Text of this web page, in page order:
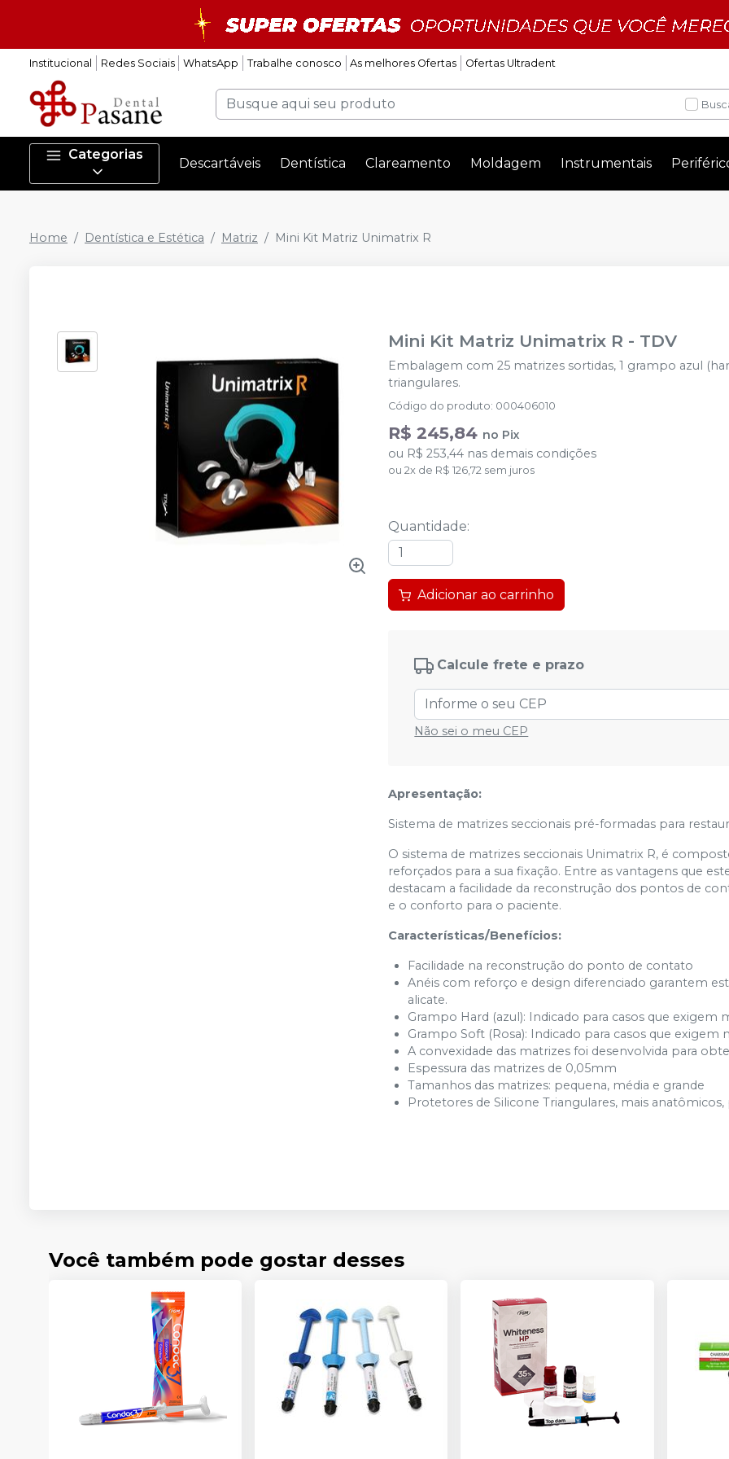
Institucional Redes Sociais WhatsApp Trabalhe conosco As melhores Ofertas Ofertas Ultradent
Categorias
Descartáveis Dentística Clareamento Moldagem Instrumentais
Home Dentística e Estética Matriz Mini Kit Matriz Unimatrix R
Mini Kit Matriz Unimatrix R - TDV
Embalagem com 25 matrizes sortidas, 1 grampo azul
triangulares.
Código do produto: 000406010
R$ 245,84 no Pix
ou R$ 253,44 nas demais condições
ou 2x de R$ 126,72 sem juros
Quantidade:
Adicionar ao carrinho
Calcule frete e prazo
Não sei o meu CEP
Apresentação:
Sistema de matrizes seccionais pré-formadas para
O sistema de matrizes seccionais Unimatrix R, é
reforçados para a sua fixação. Entre as vantagens que
destacam a facilidade da reconstrução dos pontos de
e o conforto para o paciente.
Características/Benefícios:
Facilidade na reconstrução do ponto de contato
Anéis com reforço e design diferenciado garantem
alicate.
Grampo Hard (azul): Indicado para casos que exigem
Grampo Soft (Rosa): Indicado para casos que
A convexidade das matrizes foi desenvolvida para
Espessura das matrizes de 0,05mm
Tamanhos das matrizes: pequena, média e grande
Protetores de Silicone Triangulares, mais
Você também pode gostar desses